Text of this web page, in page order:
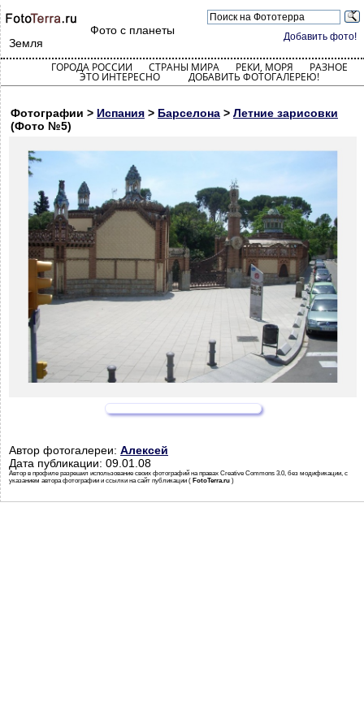
Добавить фото!
Фото с планеты
Земля
ГОРОДА РОССИИ СТРАНЫ МИРА РЕКИ, МОРЯ РАЗНОЕ
ЭТО ИНТЕРЕСНО ДОБАВИТЬ ФОТОГАЛЕРЕЮ!
Фотографии > Испания > Барселона > Летние зарисовки
(Фото №5)
Автор фотогалереи: Алексей
Дата публикации: 09.01.08
Автор в профиле разрешил использование своих фотографий на правах Creative Commons 3.0, без модификации, с
указанием автора фотографии и ссылки на сайт публикации ( FotoTerra.ru )